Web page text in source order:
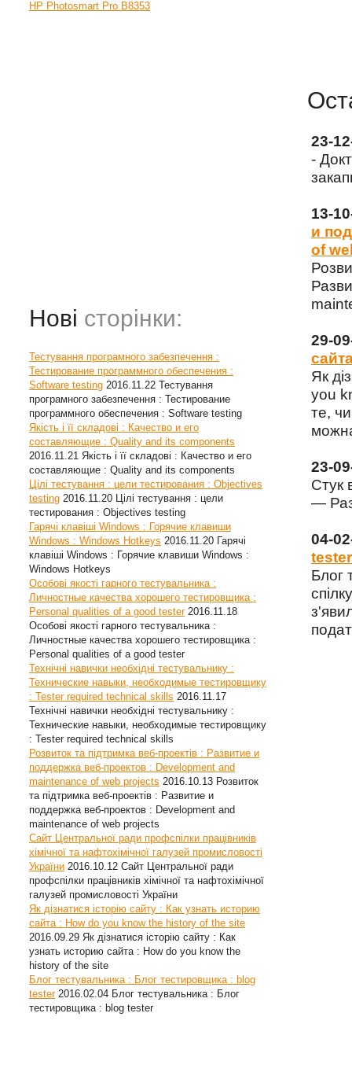
HP Photosmart Pro B8353
Нові сторінки:
Тестування програмного забезпечення :
Тестирование программного обеспечения :
Software testing 2016.11.22 Тестування
програмного забезпечення : Тестирование
программного обеспечения : Software testing
Якість і її складові : Качество и его
составляющие : Quality and its components
2016.11.21 Якість і її складові : Качество и его
составляющие : Quality and its components
Цілі тестування : цели тестирования : Objectives
testing 2016.11.20 Цілі тестування : цели
тестирования : Objectives testing
Гарячі клавіші Windows : Горячие клавиши
Windows : Windows Hotkeys 2016.11.20 Гарячі
клавіші Windows : Горячие клавиши Windows :
Windows Hotkeys
Особові якості гарного тестувальника :
Личностные качества хорошего тестировщика :
Personal qualities of a good tester 2016.11.18
Особові якості гарного тестувальника :
Личностные качества хорошего тестировщика :
Personal qualities of a good tester
Технічні навички необхідні тестувальнику :
Технические навыки, необходимые тестировщику
: Tester required technical skills 2016.11.17
Технічні навички необхідні тестувальнику :
Технические навыки, необходимые тестировщику
: Tester required technical skills
Розвиток та підтримка веб-проектів : Развитие и
поддержка веб-проектов : Development and
maintenance of web projects 2016.10.13 Розвиток
та підтримка веб-проектів : Развитие и
поддержка веб-проектов : Development and
maintenance of web projects
Сайт Центральної ради профспілки працівників
хімічної та нафтохімічної галузей промисловості
України 2016.10.12 Сайт Центральної ради
профспілки працівників хімічної та нафтохімічної
галузей промисловості України
Як дізнатися історію сайту : Как узнать историю
сайта : How do you know the history of the site
2016.09.29 Як дізнатися історію сайту : Как
узнать историю сайта : How do you know the
history of the site
Блог тестувальника : Блог тестировщика : blog
tester 2016.02.04 Блог тестувальника : Блог
тестировщика : blog tester
23-
-
13-
и
of
29-
Як
you
те,
23-
Стук
—
04-
tester
Блог